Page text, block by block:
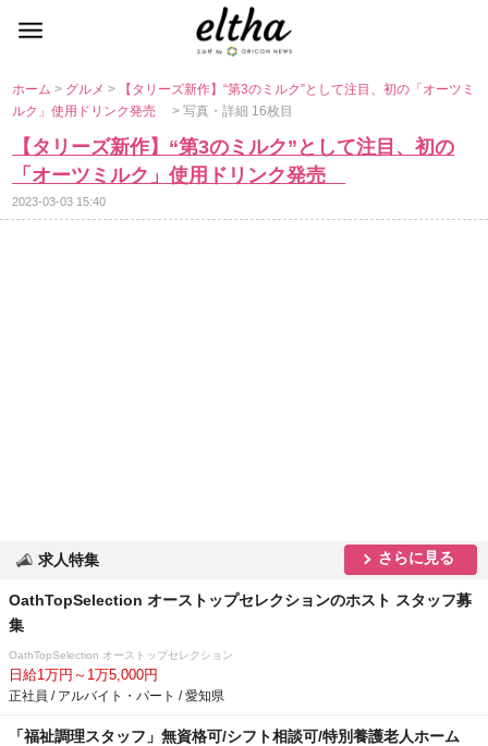
ホーム> グルメ>
【タリーズ新作】“第3のミルク”として注目、初の「オーツミ
ルク」使用ドリンク発売> 写真・詳細 16枚目
【タリーズ新作】“第3のミルク”として注目、初の
「オーツミルク」使用ドリンク発売
2023-03-03 15:40
求人特集 さらに見る
OathTopSelection オーストップセレクションのホスト スタッフ募
集
OathTopSelection オーストップセレクション
日給1万円～1万5,000円
正社員 / アルバイト・パート / 愛知県
「福祉調理スタッフ」無資格可/シフト相談可/特別養護老人ホーム